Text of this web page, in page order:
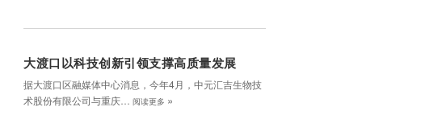
大渡口以科技创新引领支撑高质量发展
据大渡口区融媒体中心消息，今年4月，中元汇吉生物技
术股份有限公司与重庆…
阅读更多 »